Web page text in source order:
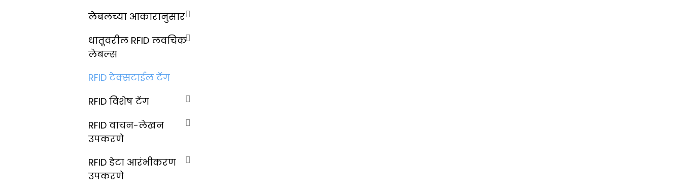
लेबलच्या आकारानुसार
धातूवरील RFID लवचिक
लेबल्स
RFID टेक्सटाईल टॅग
RFID विशेष टॅग
RFID वाचन-लेखन
उपकरणे
RFID डेटा आरंभीकरण
उपकरणे